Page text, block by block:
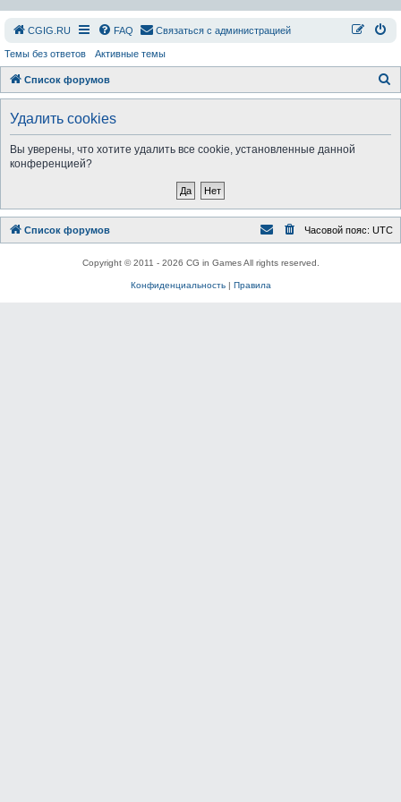
СGIG.RU FAQ Связаться с администрацией
Темы без ответов Активные темы
Список форумов
о
Удалить cookies
Вы уверены, что хотите удалить все cookie, установленные данной
конференцией?
Список форумов Часовой пояс: UTC
Copyright © 2011 - 2026 CG in Games All rights reserved.
Конфиденциальность| Правила